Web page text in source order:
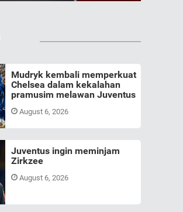
Mudryk kembali memperkuat
Chelsea dalam kekalahan
pramusim melawan Juventus
August 6, 2026
Juventus ingin meminjam
Zirkzee
August 6, 2026